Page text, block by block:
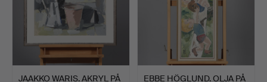
JAAKKO WARIS. AKRYL PÅ
EBBE HÖGLUND. OLJA PÅ